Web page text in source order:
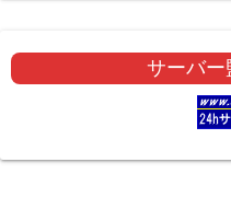
サーバー